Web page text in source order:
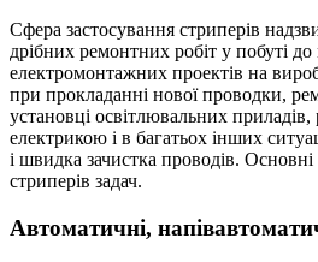
Сфера застосування стриперів
дрібних ремонтних робіт у побуті
електромонтажних проектів на
при прокладанні нової проводки,
установці освітлювальних
електрикою і в багатьох інших
і швидка зачистка проводів.
стриперів задач.
Автоматичні,